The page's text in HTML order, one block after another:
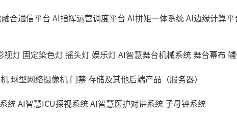
合通信平台 AI指挥运营调度平台 AI拼矩一体系统AI边缘计算平
视灯 固定染色灯摇头灯娱乐灯AI智慧舞台机械系统舞台幕布
球型网络摄像机 门禁 存储及其他后端产品（服务器）
统AI智慧ICU探视系统AI智慧医护对讲系统子母钟系统